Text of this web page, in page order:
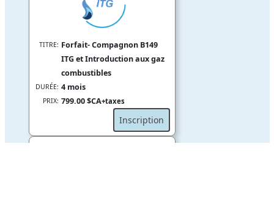
TITRE: Forfait- Compagnon B149
ITG et Introduction aux gaz
combustibles
DURÉE: 4 mois
PRIX: 799.00 $CA+taxes
Inscription